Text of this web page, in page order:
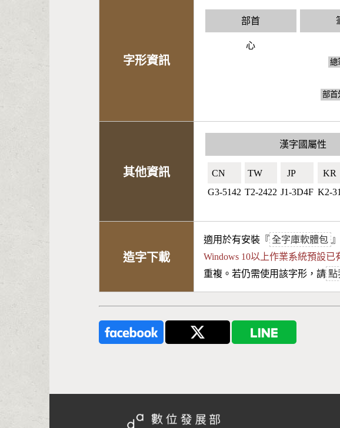
字形資訊
部首
心
總
部首
其他資訊
漢字國屬性
CN🇨🇳
G3-5142
TW🇹🇼
T2-2422
JP🇯🇵
J1-3D4F K2-
造字下載
適用於有安裝『 全字庫軟體包
Windows 10以上作業系統預設已
重複。若仍需使用該字形，請 點